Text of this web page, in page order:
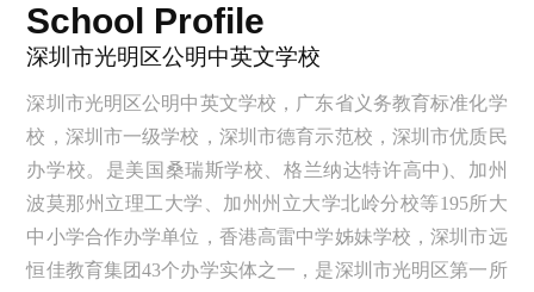
School Profile
深圳市光明区公明中英文学校
深圳市光明区公明中英文学校，广东省义务教育标准化学
校，深圳市一级学校，深圳市德育示范校，深圳市优质民
办学校。是美国桑瑞斯学校、格兰纳达特许高中)、加州
波莫那州立理工大学、加州州立大学北岭分校等195所大
中小学合作办学单位，香港高雷中学姊妹学校，深圳市远
恒佳教育集团43个办学实体之一，是深圳市光明区第一所